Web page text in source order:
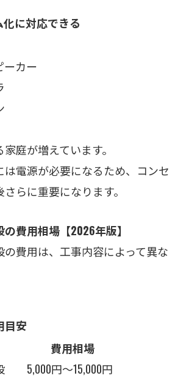
に対応できる
ーカー
庭が増えています。
は電源が必要になるため、コンセ
らに重要になります。
費用相場【2026年版】
の費用は、工事内容によって異な
目安
費用相場
5,000円〜15,000円